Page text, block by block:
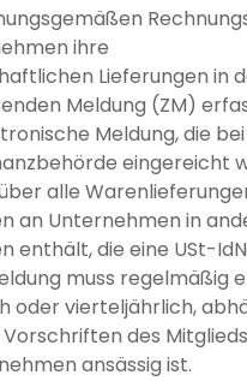
ihre
Lieferungen in
Meldung (ZM)
Meldung, die
eingereicht
alle
an Unternehmen in
enthält, die eine USt-
muss regelmäßig
oder vierteljährlich,
des
ansässig ist.